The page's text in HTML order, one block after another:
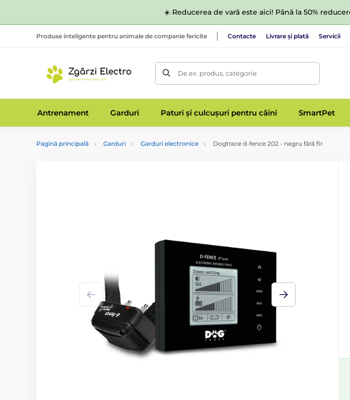
☀️ Reducerea de vară este aici! Până la 50%
Produse inteligente pentru animale de companie fericite Contacte Livrare și plată Servicii
De ex. produs, categorie
Antrenament Garduri Paturi și culcușuri pentru câini SmartPet
Pagină principală Garduri Garduri electronice Dogtrace d‑fence 202 - negru fără fir